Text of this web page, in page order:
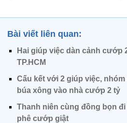
Bài viết liên quan:
Hai giúp việc dàn cảnh cướp
TP.HCM
Cấu kết với 2 giúp việc,
búa xông vào nhà cướp 2 tỷ
Thanh niên cùng đồng bọn
phê cướp giật